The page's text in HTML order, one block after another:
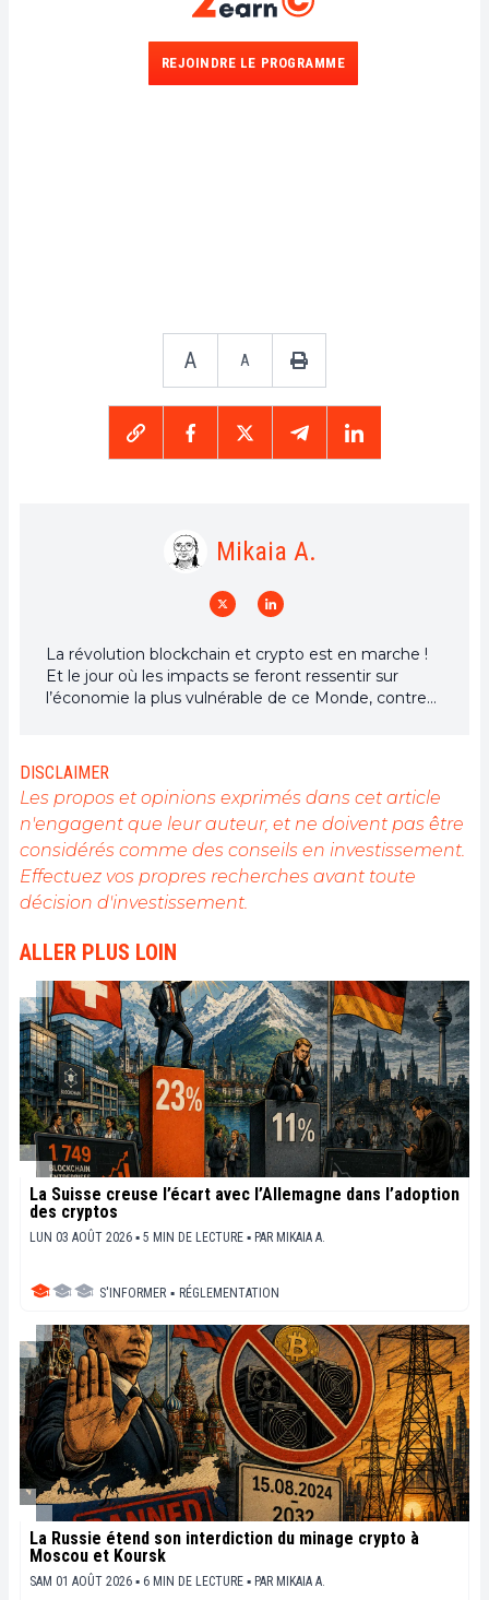
REJOINDRE LE PROGRAMME
A A
Mikaia A.
La révolution blockchain et crypto est en marche !
Et le jour où les impacts se feront ressentir sur
l’économie la plus vulnérable de ce Monde, contre
DISCLAIMER
Les propos et opinions exprimés dans cet article
n'engagent que leur auteur, et ne doivent pas être
considérés comme des conseils en investissement.
Effectuez vos propres recherches avant toute
décision d'investissement.
ALLER PLUS LOIN
La Suisse creuse l’écart avec l’Allemagne dans l’adoption
des cryptos
LUN 03 AOÛT 2026 ▪ 5 MIN DE LECTURE ▪ PAR MIKAIA A.
S'INFORMER ▪ RÉGLEMENTATION
La Russie étend son interdiction du minage crypto à
Moscou et Koursk
SAM 01 AOÛT 2026 ▪ 6 MIN DE LECTURE ▪ PAR MIKAIA A.